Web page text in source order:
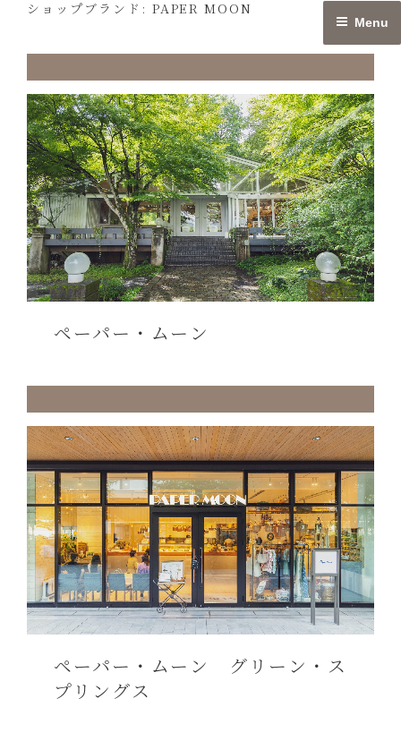
content
Menu
ショップブランド: PAPER MOON
ペーパー・ムーン
ペーパー・ムーン グリーン・ス
プリングス